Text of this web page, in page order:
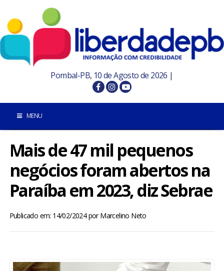
Pombal-PB, 10 de Agosto de 2026 |
MENU
INÍCIO
POMBAL E REGIÃO
BRASIL
Mais de 47 mil pequenos
negócios foram abertos na
Paraíba em 2023, diz Sebrae
Publicado em: 14/02/2024porMarcelino Neto